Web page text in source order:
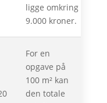
ligge omkring
9.000 kroner.
For en
opgave på
100 m² kan
den totale